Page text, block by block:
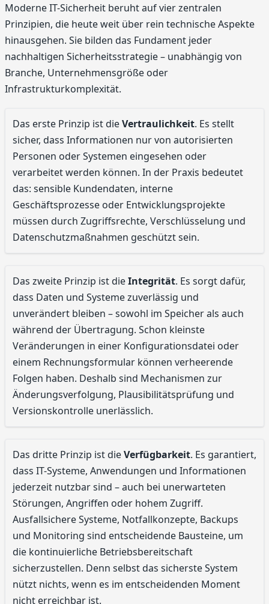
Moderne IT-Sicherheit beruht auf vier zentralen
Prinzipien, die heute weit über rein technische Aspekte
hinausgehen. Sie bilden das Fundament jeder
nachhaltigen Sicherheitsstrategie – unabhängig von
Branche, Unternehmensgröße oder
Infrastrukturkomplexität.
Das erste Prinzip ist dieVertraulichkeit. Es stellt
sicher, dass Informationen nur von autorisierten
Personen oder Systemen eingesehen oder
verarbeitet werden können. In der Praxis bedeutet
das: sensible Kundendaten, interne
Geschäftsprozesse oder Entwicklungsprojekte
müssen durch Zugriffsrechte, Verschlüsselung und
Datenschutzmaßnahmen geschützt sein.
Das zweite Prinzip ist dieIntegrität. Es sorgt dafür,
dass Daten und Systeme zuverlässig und
unverändert bleiben – sowohl im Speicher als auch
während der Übertragung. Schon kleinste
Veränderungen in einer Konfigurationsdatei oder
einem Rechnungsformular können verheerende
Folgen haben. Deshalb sind Mechanismen zur
Änderungsverfolgung, Plausibilitätsprüfung und
Versionskontrolle unerlässlich.
Das dritte Prinzip ist dieVerfügbarkeit. Es garantiert,
dass IT-Systeme, Anwendungen und Informationen
jederzeit nutzbar sind – auch bei unerwarteten
Störungen, Angriffen oder hohem Zugriff.
Ausfallsichere Systeme, Notfallkonzepte, Backups
und Monitoring sind entscheidende Bausteine, um
die kontinuierliche Betriebsbereitschaft
sicherzustellen. Denn selbst das sicherste System
nützt nichts, wenn es im entscheidenden Moment
nicht erreichbar ist.